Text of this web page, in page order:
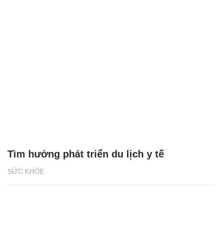
SỨC KHỎE
Tìm hướng phát triển du lịch y tế